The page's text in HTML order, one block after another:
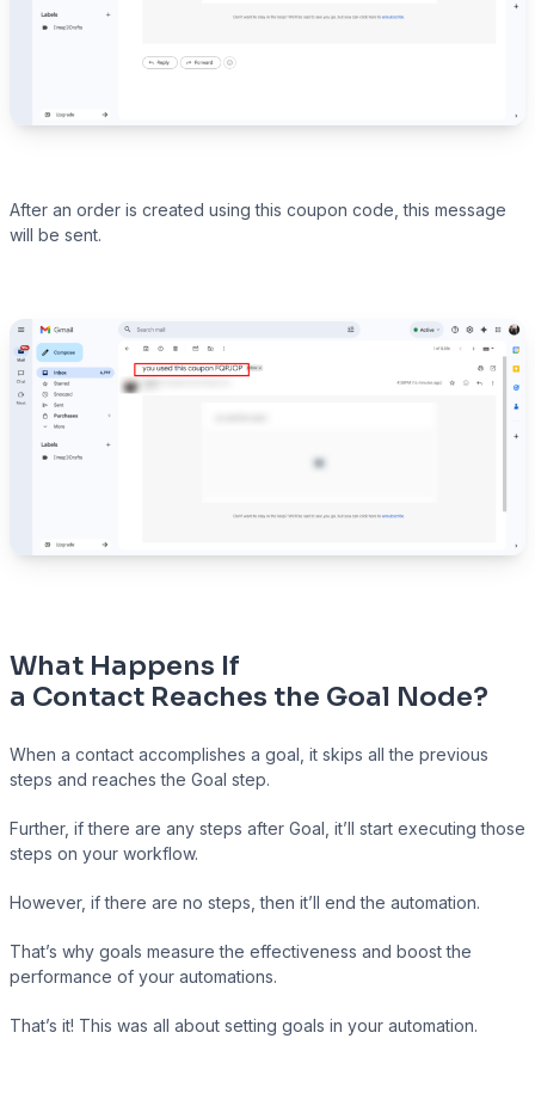
After an order is created using this coupon code, this message
will be sent.
What Happens If
a Contact Reaches the Goal Node?
When a contact accomplishes a goal, it skips all the previous
steps and reaches the Goal step.
Further, if there are any steps after Goal, it’ll start executing those
steps on your workflow.
However, if there are no steps, then it’ll end the automation.
That’s why goals measure the effectiveness and boost the
performance of your automations.
That’s it! This was all about setting goals in your automation.